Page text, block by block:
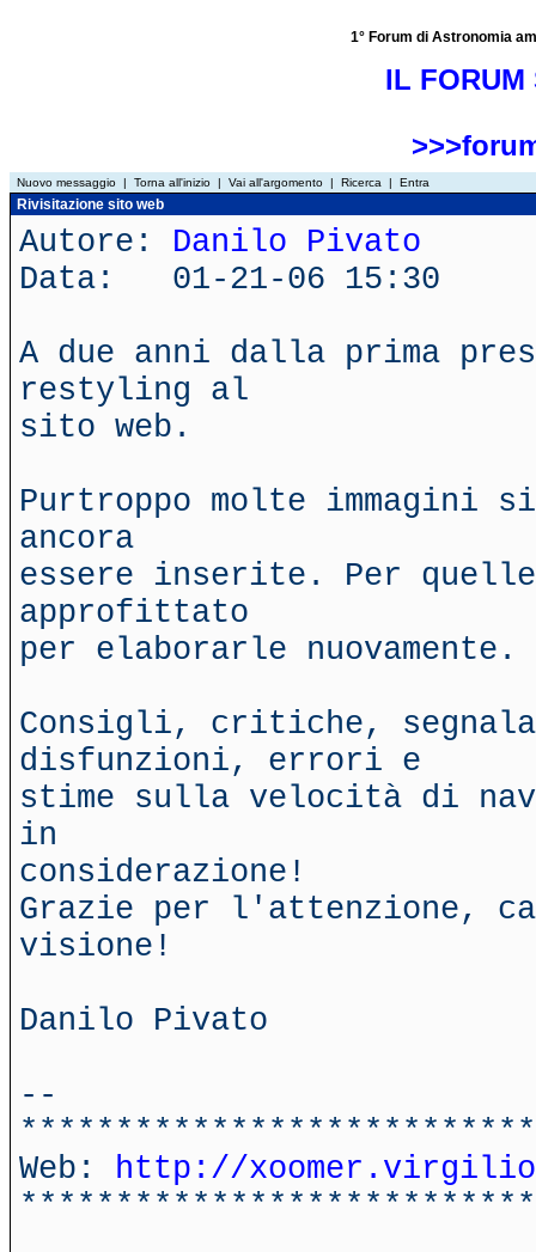
1° Forum di Astronomia
IL FORUM
Nuovo messaggio | Torna all'inizio | Vai all'argomento | Ricerca | Entra
Rivisitazione sito web
Autore: Danilo Pivato
Data: 01-21-06 15:30
A due anni dalla prima
restyling al
sito web.
Purtroppo molte immagini
ancora
essere inserite. Per
approfittato
per elaborarle nuovamente.
Consigli, critiche,
disfunzioni, errori e
stime sulla velocità di
in
considerazione!
Grazie per l'attenzione,
visione!
Danilo Pivato
--
Web: http://